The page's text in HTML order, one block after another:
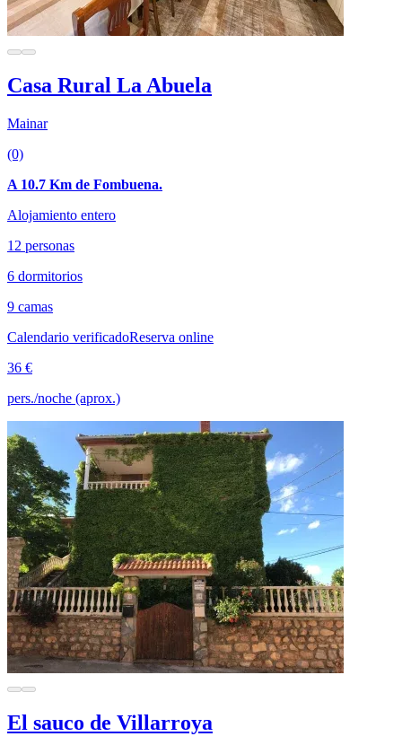
Casa Rural La Abuela
Mainar
(0)
A 10.7 Km de Fombuena.
Alojamiento entero
12 personas
6 dormitorios
9 camas
Calendario verificadoReserva online
36 €
pers./noche (aprox.)
El sauco de Villarroya